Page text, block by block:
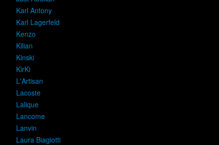
Karl Antony
Karl Lagerfeld
Kenzo
Kilian
Kinski
KirKi
L'Artisan
Lacoste
Lalique
Lancome
Lanvin
Laura Biagiotti